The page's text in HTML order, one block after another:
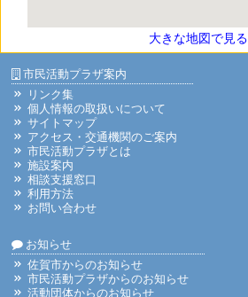
大きな地図で見る
市民活動プラザ案内
リンク集
個人情報の取扱いについて
サイトマップ
アクセス・交通機関のご案内
市民活動プラザとは
施設案内
相談支援窓口
利用方法
お問い合わせ
お知らせ
佐賀市からのお知らせ
市民活動プラザからのお知らせ
活動団体からのお知らせ